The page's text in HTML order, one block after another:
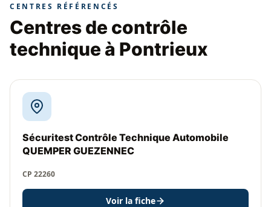
CENTRES RÉFÉRENCÉS
Centres de contrôle
technique à Pontrieux
Sécuritest Contrôle Technique Automobile
QUEMPER GUEZENNEC
CP 22260
Voir la fiche